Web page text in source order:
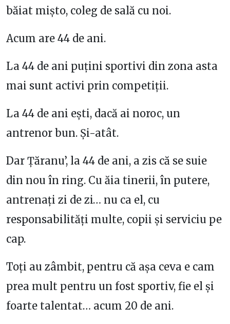
băiat mișto, coleg de sală cu noi.
Acum are 44 de ani.
La 44 de ani puțini sportivi din zona asta
mai sunt activi prin competiții.
La 44 de ani ești, dacă ai noroc, un
antrenor bun. Și-atât.
Dar Țăranu’, la 44 de ani, a zis că se suie
din nou în ring. Cu ăia tinerii, în putere,
antrenați zi de zi… nu ca el, cu
responsabilități multe, copii și serviciu pe
cap.
Toți au zâmbit, pentru că așa ceva e cam
prea mult pentru un fost sportiv, fie el și
foarte talentat… acum 20 de ani.